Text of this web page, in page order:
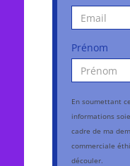
Prénom
En soumettant
informations
cadre de ma
commerciale
découler.